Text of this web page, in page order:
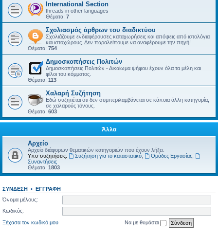
International Section
threads in other languages
Θέματα: 7
Σχολιασμός άρθρων του διαδικτύου
Σχολιάζουμε ενδιαφέρουσες καταχωρήσεις και απόψεις από ιστολόγια
και ιστοχώρους. Δεν παραλείπουμε να αναφέρουμε την πηγή!
Θέματα: 754
Δημοσκοπήσεις Πολιτών
Δημοσκοπήσεις Πολιτών - Δικαίωμα ψήφου έχουν όλα τα μέλη και
φίλοι του κόμματος.
Θέματα: 113
Χαλαρή Συζήτηση
Εδώ συζητιέται ότι δεν συμπεριλαμβάνεται σε κάποια άλλη κατηγορία,
σε χαλαρούς τόνους.
Θέματα: 603
Άλλα
Αρχείο
Αρχείο διάφορων θεματικών κατηγοριών που έχουν λήξει.
Υπο-συζητήσεις:
Συζήτηση για το καταστατικό, Ομάδες Εργασίας,
Συναντήσεις
Θέματα: 1803
ΣΎΝΔΕΣΗ • ΕΓΓΡΑΦΉ
Όνομα μέλους:
Κωδικός:
Ξέχασα τον κωδικό μου
Να με θυμάσαι